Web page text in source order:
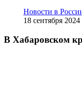
Новости в
18 сентября 2024
В Хабаровском